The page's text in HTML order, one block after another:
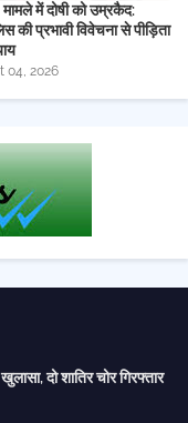
में दोषी को उम्रकैद:
की प्रभावी विवेचना से पीड़िता
04, 2026
दो शातिर चोर गिरफ्तार